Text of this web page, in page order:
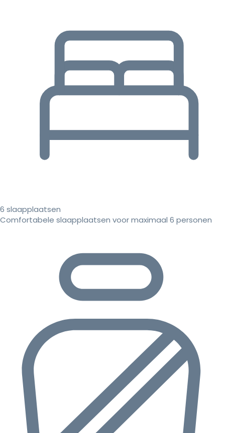
6 slaapplaatsen
Comfortabele slaapplaatsen voor maximaal 6 personen